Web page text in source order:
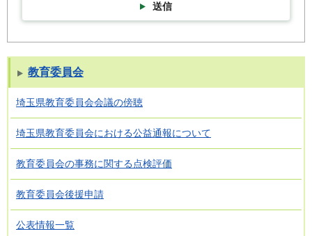
送信
教育委員会
埼玉県教育委員会会議の傍聴
埼玉県教育委員会における公益通報について
教育委員会の事務に関する点検評価
教育委員会後援申請
公表情報一覧